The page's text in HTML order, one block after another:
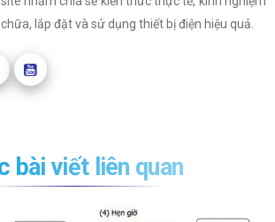
lắp đặt và sử dụng thiết bị điện hiệu quả.
bài viết liên quan